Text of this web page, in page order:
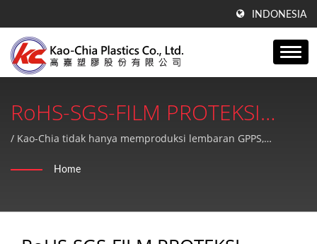
INDONESIA
RoHS-SGS-FILM PROTEKSI
PE/EVA | Lebih Dari 41 Tahun
Pengalaman Produksi Film
/ Kao-Chia tidak hanya memproduksi lembaran GPPS,
purna jual yang berkualitas tinggi dan sempurna.
Home